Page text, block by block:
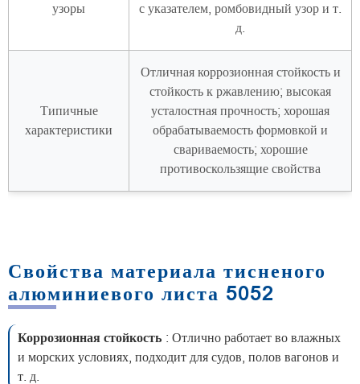
узоры
с указателем, ромбовидный узор и т.
д.
Типичные
характеристики
Отличная коррозионная стойкость и
стойкость к ржавлению; высокая
усталостная прочность; хорошая
обрабатываемость формовкой и
свариваемость; хорошие
противоскользящие свойства
Свойства материала тисненого
алюминиевого листа 5052
Коррозионная стойкость : Отлично работает во влажных
и морских условиях, подходит для судов, полов вагонов и
т. д.